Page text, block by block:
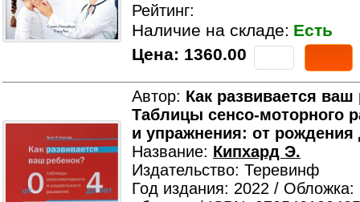
Рейтинг:
Наличие на складе: Есть
Цена: 1360.00
Автор: Как развивается ваш
Таблицы сенсо-моторного
и упражнения: от рождения
Название: Кипхард Э.
Издательство: Теревинф
Год издания: 2022 / Обложка: